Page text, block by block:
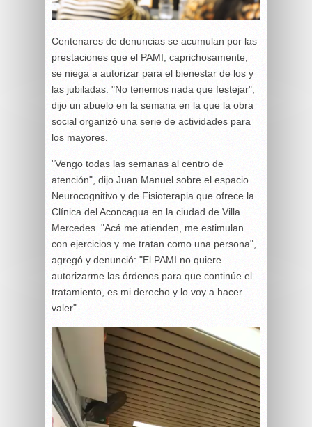
Centenares de denuncias se acumulan por las
prestaciones que el PAMI, caprichosamente,
se niega a autorizar para el bienestar de los y
las jubiladas. "No tenemos nada que festejar",
dijo un abuelo en la semana en la que la obra
social organizó una serie de actividades para
los mayores.
"Vengo todas las semanas al centro de
atención", dijo Juan Manuel sobre el espacio
Neurocognitivo y de Fisioterapia que ofrece la
Clínica del Aconcagua en la ciudad de Villa
Mercedes. "Acá me atienden, me estimulan
con ejercicios y me tratan como una persona",
agregó y denunció: "El PAMI no quiere
autorizarme las órdenes para que continúe el
tratamiento, es mi derecho y lo voy a hacer
valer".
Reproductor
de
vídeo